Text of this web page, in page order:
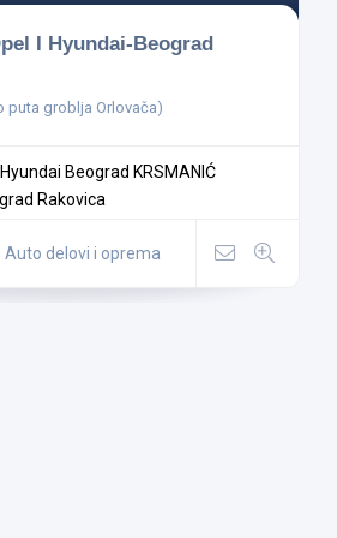
I Hyundai-Beograd
puta groblja Orlovača)
Beograd KRSMANIĆ
Rakovica
Auto delovi i oprema